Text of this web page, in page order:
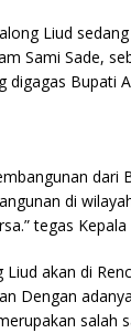
Liud
Sami Sade,
digagas Bupati
dari
di
tegas
akan di
Dengan
salah